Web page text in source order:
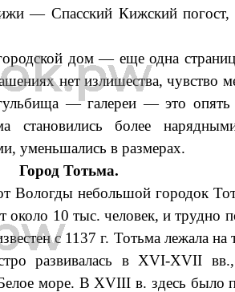
— Спасский Кижский погост,
дом — еще одна
нет излишества, чувство
— галереи — это опять
становились более
уменьшались в размерах.
Город Тотьма.
Вологды небольшой городок
около 10 тыс. человек, и трудно
с 1137 г. Тотьма лежала на
развивалась в XVI-XVII вв.,
море. В XVIII в. здесь было